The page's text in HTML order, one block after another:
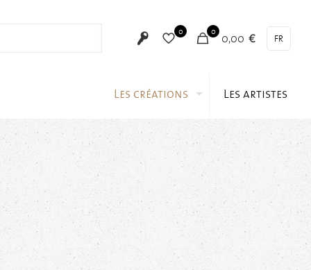
0 0 0,00 € FR
Les créations Les artistes